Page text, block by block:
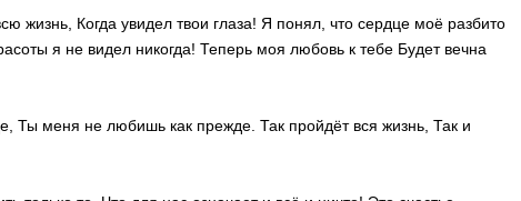
жизнь, Когда увидел твои глаза! Я понял, что сердце моё разбито
я не видел никогда! Теперь моя любовь к тебе Будет вечна
Ты меня не любишь как прежде. Так пройдёт вся жизнь, Так и